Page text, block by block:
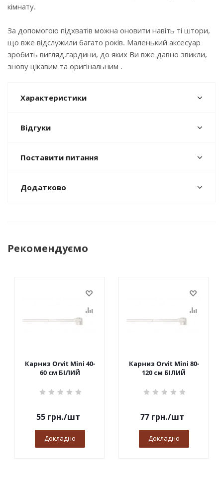
кімнату.
За допомогою підхватів можна оновити навіть ті штори,
що вже відслужили багато років. Маленький аксесуар
зробить вигляд.гардини, до яких Ви вже давно звикли,
знову цікавим та оригінальним .
Характеристики
Відгуки
Поставити питання
Додатково
Рекомендуємо
Карниз Orvit Mini 40-
60 см БІЛИЙ
55грн./шт
Докладно
Карниз Orvit Mini 80-
120 см БІЛИЙ
77грн./шт
Докладно